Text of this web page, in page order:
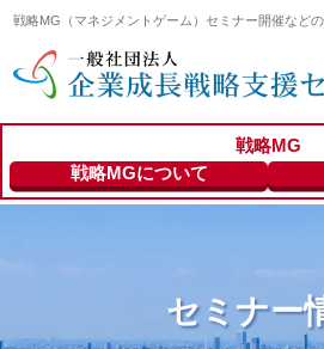
CLOSE
支援センター
について
戦略MG（マネジメントゲーム）セミナー開催など
戦略MG
戦略MGについて
セミナー